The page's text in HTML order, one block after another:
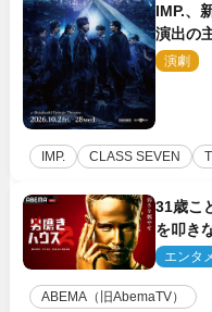
IMP.、
演出の
演劇
IMP. CLASS SEVEN
31歳こ
を叩き
ーチ陣
エンタ
ABEMA（旧AbemaTV）